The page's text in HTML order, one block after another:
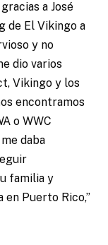
a José
de El Vikingo a
y no
dio varios
Vikingo y los
encontramos
o WWC
daba
familia y
en Puerto Rico,”